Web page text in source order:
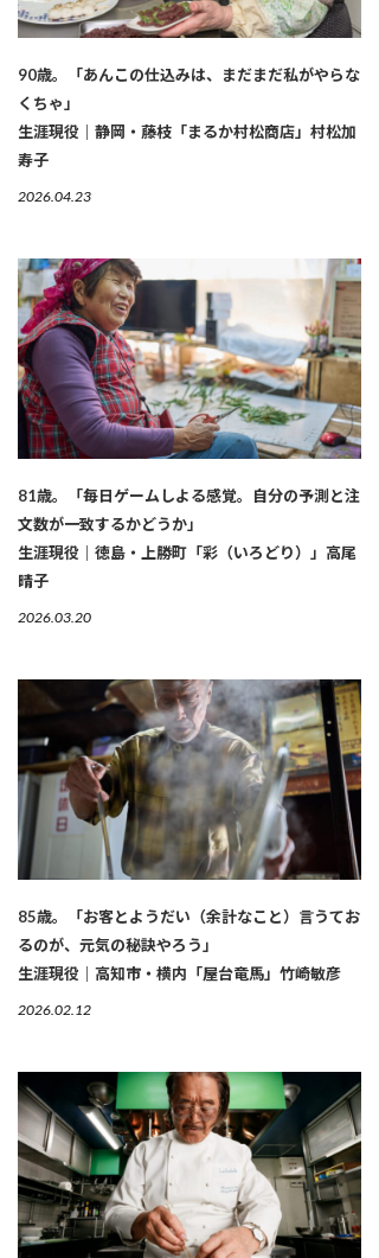
90歳。「あんこの仕込みは、まだまだ私がやらな
くちゃ」
生涯現役｜静岡・藤枝「まるか村松商店」村松加
寿子
2026.04.23
81歳。「毎日ゲームしよる感覚。自分の予測と注
文数が一致するかどうか」
生涯現役｜徳島・上勝町「彩（いろどり）」高尾
晴子
2026.03.20
85歳。「お客とようだい（余計なこと）言うてお
るのが、元気の秘訣やろう」
生涯現役｜高知市・横内「屋台竜馬」竹崎敏彦
2026.02.12